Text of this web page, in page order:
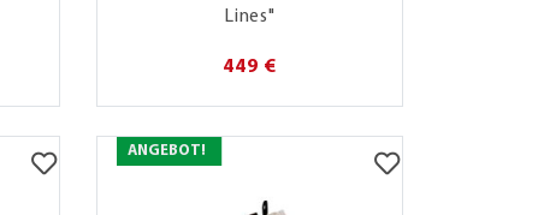
Lines"
449 €
ANGEBOT!